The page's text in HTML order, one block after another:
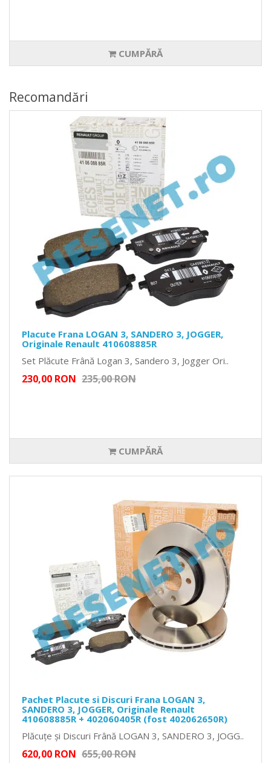
CUMPĂRĂ
Recomandări
Placute Frana LOGAN 3, SANDERO 3, JOGGER,
Originale Renault 410608885R
Set Plăcute Frână Logan 3, Sandero 3, Jogger Ori..
230,00 RON 235,00 RON
CUMPĂRĂ
Pachet Placute si Discuri Frana LOGAN 3,
SANDERO 3, JOGGER, Originale Renault
410608885R + 402060405R (fost 402062650R)
Plăcuțe și Discuri Frână LOGAN 3, SANDERO 3, JOGG..
620,00 RON 655,00 RON